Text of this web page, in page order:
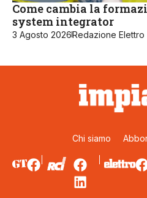
Come cambia la
system integrator
3 Agosto 2026Redazione Elettro
Chi siamo